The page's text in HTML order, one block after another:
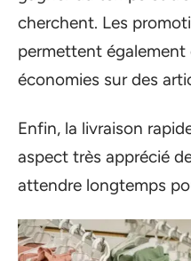
cherchent. Les
permettent également
économies sur des
Enfin, la livraison
aspect très apprécié
attendre longtemps